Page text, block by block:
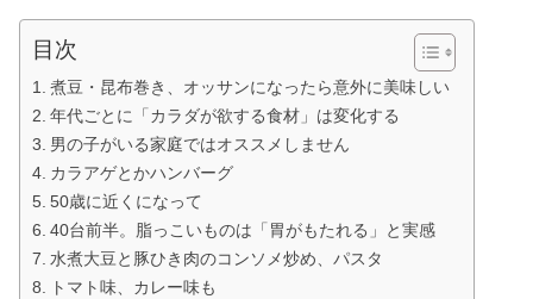
目次
煮豆・昆布巻き、オッサンになったら意外に美味しい
年代ごとに「カラダが欲する食材」は変化する
男の子がいる家庭ではオススメしません
カラアゲとかハンバーグ
50歳に近くになって
40台前半。脂っこいものは「胃がもたれる」と実感
水煮大豆と豚ひき肉のコンソメ炒め、パスタ
トマト味、カレー味も